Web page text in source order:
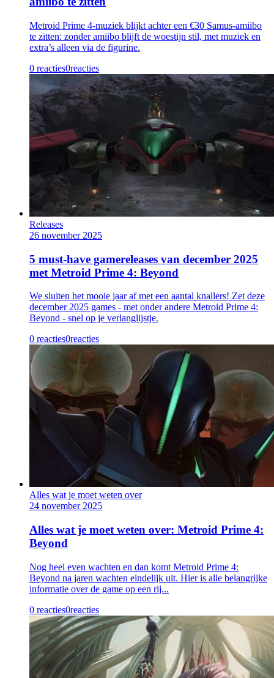
Metroid Prime 4-muziek blijkt achter een €30 Samus-amiibo
te zitten: zonder amiibo blijft de woestijn stil, met muziek en
extra’s alleen via de figurine.
0 reacties0reacties
Releases
26 november 2025
5 must-have gamereleases van december 2025
met Metroid Prime 4: Beyond
We sluiten het mooie jaar af met een aantal knallers! Zet deze
december 2025 games - met onder andere Metroid Prime 4:
Beyond - snel op je verlanglijstje.
0 reacties0reacties
Alles wat je moet weten over
24 november 2025
Alles wat je moet weten over: Metroid Prime 4:
Beyond
Nog heel even wachten en dan komt Metroid Prime 4:
Beyond na jaren wachten eindelijk uit. Hier is alle belangrijke
informatie over de game op een rij...
0 reacties0reacties